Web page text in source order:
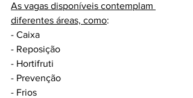
As vagas disponíveis contemplam
diferentes áreas, como:
- Caixa
- Reposição
- Hortifruti
- Prevenção
- Frios